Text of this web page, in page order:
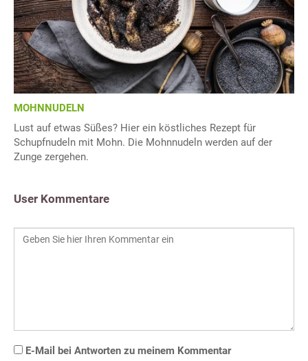
MOHNNUDELN
Lust auf etwas Süßes? Hier ein köstliches Rezept für
Schupfnudeln mit Mohn. Die Mohnnudeln werden auf der
Zunge zergehen.
User Kommentare
E-Mail bei Antworten zu meinem Kommentar